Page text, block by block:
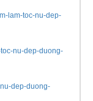
lam-toc-nu-dep-
nu-dep-duong-
dep-duong-